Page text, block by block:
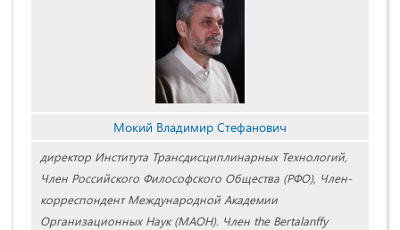
Мокий Владимир Стефанович
директор Института Трансдисциплинарных Технологий,
Член Российского Философского Общества (РФО), Член-
корреспондент Международной Академии
Организационных Наук (МАОН). Член the Bertalanffy